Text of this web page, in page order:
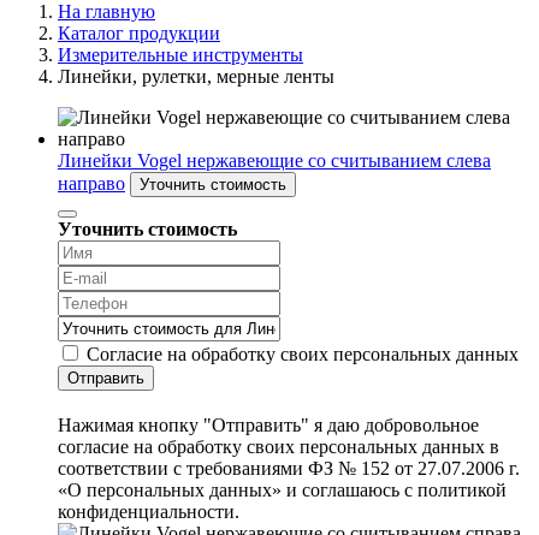
На главную
Каталог продукции
Измерительные инструменты
Линейки, рулетки, мерные ленты
Линейки Vogel нержавеющие со считыванием слева
направо
Уточнить стоимость
Уточнить стоимость
Согласие на обработку своих персональных данных
Отправить
Нажимая кнопку "Отправить" я даю добровольное
согласие на обработку своих персональных данных в
соответствии с требованиями ФЗ № 152 от 27.07.2006 г.
«О персональных данных» и соглашаюсь с политикой
конфиденциальности.